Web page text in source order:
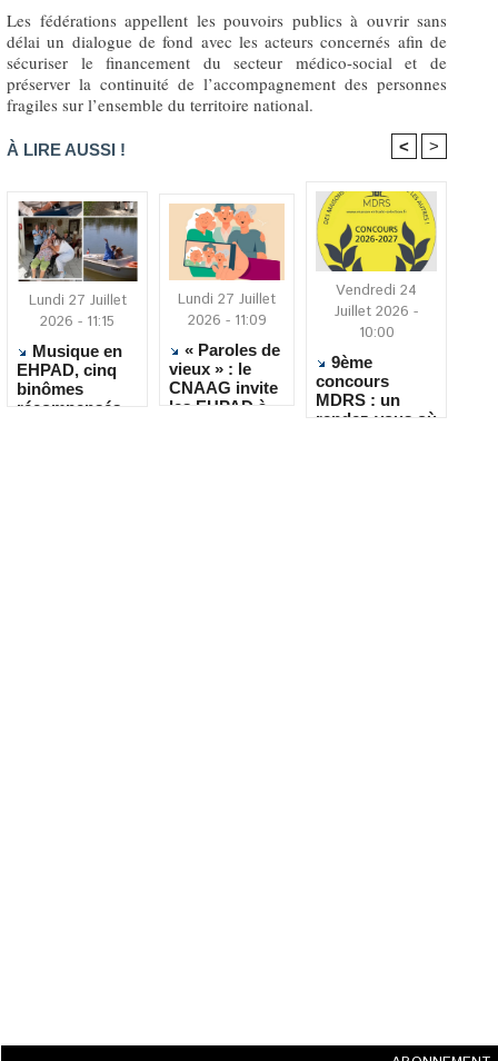
Les fédérations appellent les pouvoirs publics à ouvrir sans
délai un dialogue de fond avec les acteurs concernés afin de
sécuriser le financement du secteur médico-social et de
préserver la continuité de l’accompagnement des personnes
fragiles sur l’ensemble du territoire national.
À LIRE AUSSI ! < >
Lundi 27 Juillet
2026 - 11:15
Musique en
EHPAD, cinq
binômes
récompensés
Lundi 27 Juillet
2026 - 11:09
« Paroles de
vieux » : le
CNAAG invite
les EHPAD à
Vendredi 24
Juillet 2026 -
10:00
9ème
concours
MDRS : un
rendez-vous où